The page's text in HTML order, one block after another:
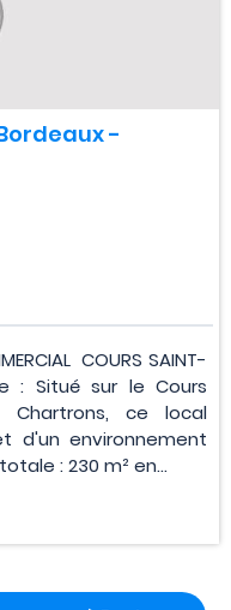
-
 COURS SAINT-
: Situé sur le Cours
Chartrons, ce local
d'un environnement
: 230 m² en...